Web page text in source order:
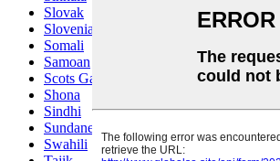
Slovak
Slovenian
Somali
Samoan
Scots Gaelic
Shona
Sindhi
Sundanese
Swahili